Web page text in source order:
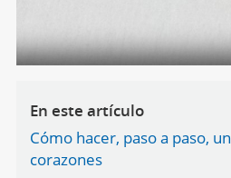
En este artículo
Cómo hacer, paso a paso,
corazones